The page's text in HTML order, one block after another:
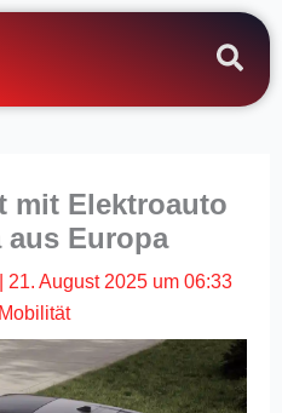
mit Elektroauto
Europa
21. August 2025 um 06:33
Mobilität